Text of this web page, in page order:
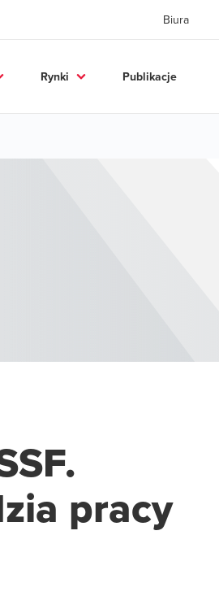
Biura
Rynki Publikacje
pracy